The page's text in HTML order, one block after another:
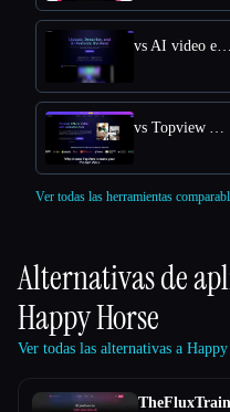
Ver todas las herramientas
Alternativas de
Happy Horse
Ver todas las alternativas a
TheFluxTrain